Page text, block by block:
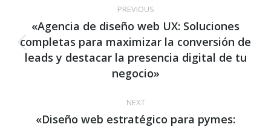
navigation
PREVIOUS
Previous
post:
«Agencia de diseño web UX: Soluciones
completas para maximizar la conversión de
leads y destacar la presencia digital de tu
negocio»
NEXT
«Diseño web estratégico para pymes: